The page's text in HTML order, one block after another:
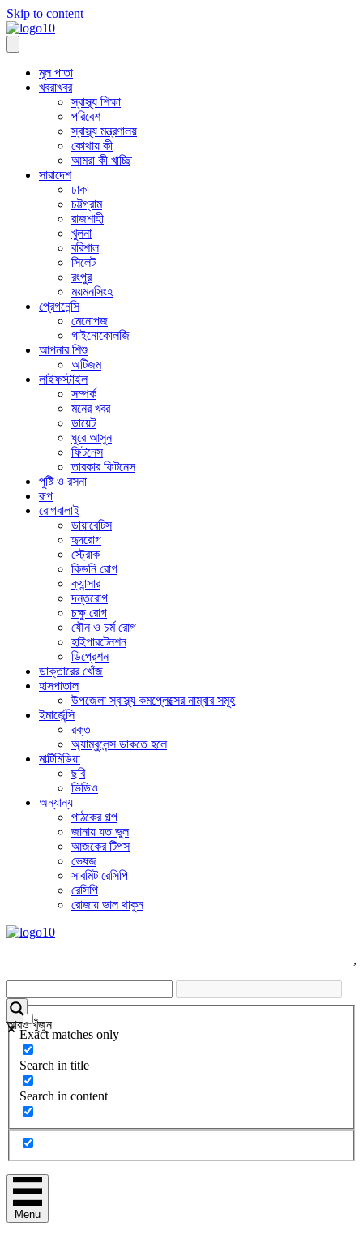
Skip to content
মূল পাতা
খবরাখবর
স্বাস্থ্য শিক্ষা
পরিবেশ
স্বাস্থ্য মন্ত্রণালয়
কোথায় কী
আমরা কী খাচ্ছি
সারাদেশ
ঢাকা
চট্টগ্রাম
রাজশাহী
খুলনা
বরিশাল
সিলেট
রংপুর
ময়মনসিংহ
প্রেগনেন্সি
মেনোপজ
গাইনোকোলজি
আপনার শিশু
অটিজম
লাইফস্টাইল
সম্পর্ক
মনের খবর
ডায়েট
ঘুরে আসুন
ফিটনেস
তারকার ফিটনেস
পুষ্টি ও রসনা
রূপ
রোগবালাই
ডায়াবেটিস
হৃদরোগ
স্ট্রোক
কিডনি রোগ
ক্যান্সার
দন্তরোগ
চক্ষু রোগ
যৌন ও চর্ম রোগ
হাইপারটেনশন
ডিপ্রেশন
ডাক্তারের খোঁজ
হাসপাতাল
উপজেলা স্বাস্থ্য কমপ্লেক্সের নাম্বার সমূহ
ইমার্জেন্সি
রক্ত
অ্যাম্বুলেন্স ডাকতে হলে
মাল্টিমিডিয়া
ছবি
ভিডিও
অন্যান্য
পাঠকের গল্প
জানায় যত ভুল
আজকের টিপস
ভেষজ
সাবমিট রেসিপি
রেসিপি
রোজায় ভাল থাকুন
,
আরও খুঁজুন
Exact matches only
Search in title
Search in content
Menu